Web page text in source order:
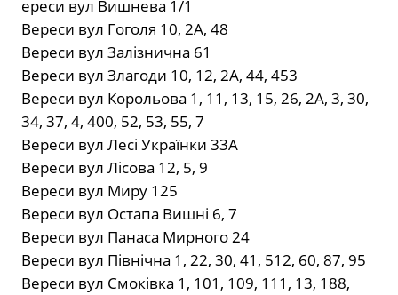
ереси вул Вишнева 1/1
Вереси вул Гоголя 10, 2А, 48
Вереси вул Залізнична 61
Вереси вул Злагоди 10, 12, 2А, 44, 453
Вереси вул Корольова 1, 11, 13, 15, 26, 2А, 3, 30,
34, 37, 4, 400, 52, 53, 55, 7
Вереси вул Лесі Українки 33А
Вереси вул Лісова 12, 5, 9
Вереси вул Миру 125
Вереси вул Остапа Вишні 6, 7
Вереси вул Панаса Мирного 24
Вереси вул Північна 1, 22, 30, 41, 512, 60, 87, 95
Вереси вул Смоківка 1, 101, 109, 111, 13, 188,